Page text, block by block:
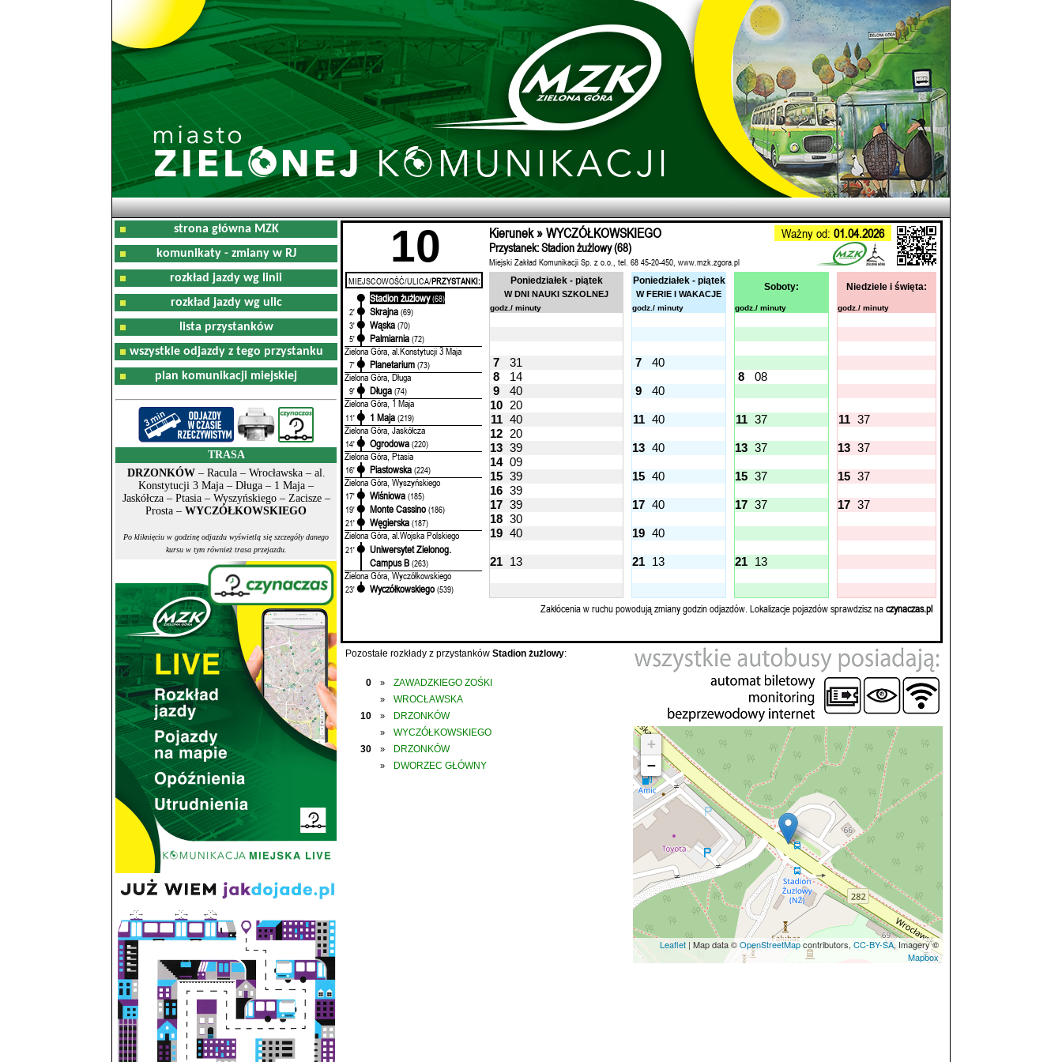
strona główna MZK
komunikaty - zmiany w RJ
rozkład jazdy wg linii
rozkład jazdy wg ulic
lista przystanków
wszystkie odjazdy z tego przystanku
plan komunikacji miejskiej
TRASA
DRZONKÓW– Racula – Wrocławska – al.
Konstytucji 3 Maja – Długa – 1 Maja –
Jaskółcza – Ptasia – Wyszyńskiego – Zacisze –
Prosta – WYCZÓŁKOWSKIEGO
Po kliknięciu w godzinę odjazdu wyświetlą się szczegóły danego
kursu w tym również trasa przejazdu.
10 Kierunek » WYCZÓŁKOWSKIEGO Ważny od: 01.04.2026
Przystanek: Stadion żużlowy (68)
Miejski Zakład Komunikacji Sp. z o.o., tel. 68 45-20-450, www.mzk.zgora.pl
MIEJSCOWOŚĆ/ULICA/PRZYSTANKI:
Stadion żużlowy (68)
2'
Skrajna (69)
3'
Wąska (70)
5'
Palmiarnia (72)
Zielona Góra, al.Konstytucji 3 Maja
7' Planetarium (73)
Zielona Góra, Długa
9' Długa (74)
Zielona Góra, 1 Maja
11' 1 Maja (219)
Zielona Góra, Jaskółcza
14' Ogrodowa (220)
Zielona Góra, Ptasia
16' Piastowska (224)
Zielona Góra, Wyszyńskiego
17' Wiśniowa (185)
19'
Monte Cassino (186)
21'
Węgierska (187)
Zielona Góra, al.Wojska Polskiego
21'
Uniwersytet Zielonog.
Campus B (263)
Zielona Góra, Wyczółkowskiego
23' Wyczółkowskiego (539)
Poniedziałek - piątek
W DNI NAUKI SZKOLNEJ
Poniedziałek - piątek
W FERIE I WAKACJE
Soboty: Niedziele i święta:
godz./ minuty godz./ minuty godz./ minuty godz./ minuty
7 31 7
40
8
14 8
08
9
40 9
40
10 20
11 40 11 40 11 37 11 37
12 20
13 39 13 40 13 37 13 37
14 09
15 39 15 40 15 37 15 37
16 39
17 39 17 40 17 37 17 37
18 30
19 40 19 40
21 13 21 13 21 13
Zakłócenia w ruchu powodują zmiany godzin odjazdów. Lokalizacje pojazdów sprawdzisz naczynaczas.pl
Pozostałe rozkłady z przystanków Stadion żużlowy:
0 » ZAWADZKIEGO ZOŚKI
»
WROCŁAWSKA
10
» DRZONKÓW
»
WYCZÓŁKOWSKIEGO
30
» DRZONKÓW
» DWORZEC GŁÓWNY
+
−
Leaflet| Map data ©OpenStreetMapcontributors, CC-BY-SA, Imagery ©
Mapbox